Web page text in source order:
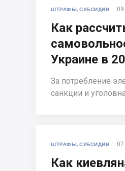
ШТРАФЫ, СУБСИДИИ
Как
Украине в
За потребление
санкции и
ШТРАФЫ, СУБСИДИИ
Как